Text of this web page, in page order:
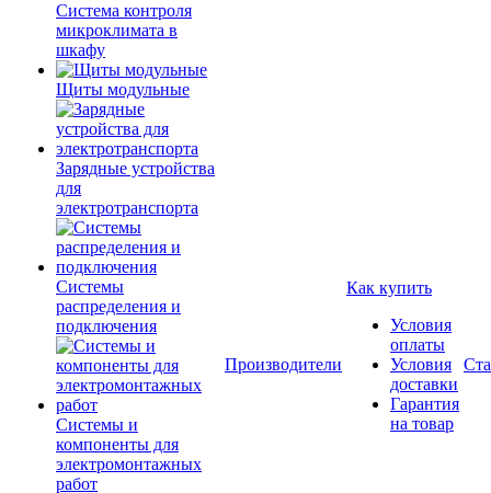
Система контроля
микроклимата в
шкафу
Щиты модульные
Зарядные устройства
для
электротранспорта
Системы
распределения и
подключения
Системы и
компоненты для
электромонтажных
работ
Производители
Как купить
Условия
оплаты
Условия
доставки
Гарантия
на товар